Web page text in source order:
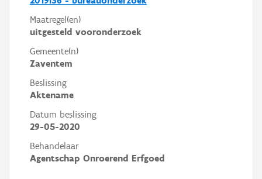
Maatregel(en)
uitgesteld vooronderzoek
Gemeente(n)
Zaventem
Beslissing
Aktename
Datum beslissing
29-05-2020
Behandelaar
Agentschap Onroerend Erfgoed